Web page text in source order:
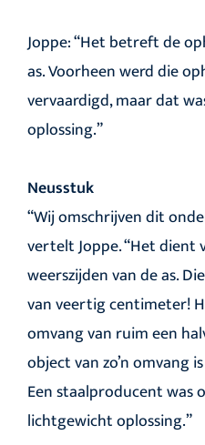
Joppe: “Het betreft de
as. Voorheen werd die
vervaardigd, maar dat
oplossing.”
Neusstuk
“Wij omschrijven dit
vertelt Joppe. “Het dient
weerszijden van de as.
van veertig centimeter!
omvang van ruim een
object van zo’n omvang
Een staalproducent was
lichtgewicht oplossing.”